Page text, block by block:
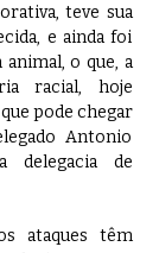
teve sua
e ainda foi
o que, a
racial, hoje
pode chegar
Antonio
delegacia de
ataques têm